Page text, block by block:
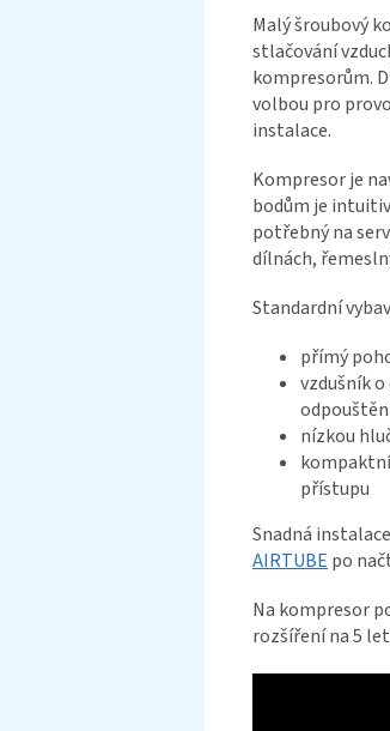
Malý šroubový
stlačování
kompresorům.
volbou pro
instalace.
Kompresor je
bodům je
potřebný na
dílnách,
Standardní
přímý
vzdušník
nízkou
přístupu
Snadná
AIRTUBE po
Na kompresor
rozšíření na 5